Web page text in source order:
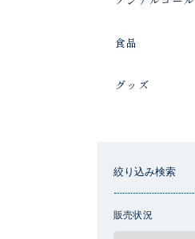
食品
グッズ
絞り込み検索
販売状況